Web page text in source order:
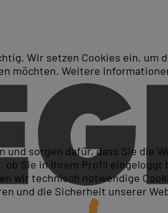
als Live-
Wir setzen Cookies ein, um
möchten. Weitere
sorgen dafür, dass Sie die
ob Sie in Ihrem Profil eingeloggt
wir technisch notwendige
und die Sicherheit unserer